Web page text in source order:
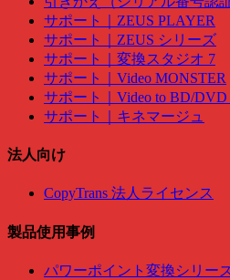
サポート｜ZEUS PLAYER
サポート｜ZEUS シリーズ
サポート｜変換スタジオ 7
サポート｜Video MONSTER
サポート｜Video to BD/
サポート｜キネマージュ
法人向け
CopyTrans 法人ライセンス
製品使用事例
パワーポイント変換シリー